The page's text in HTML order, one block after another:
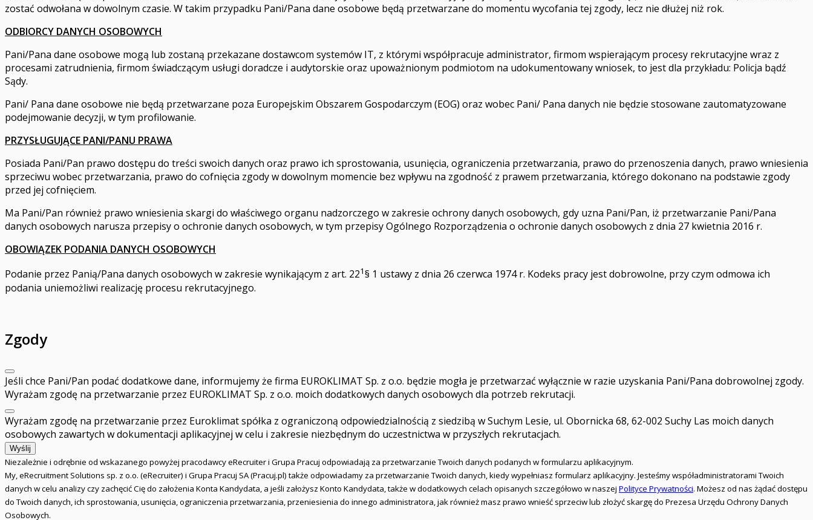
zostać odwołana w dowolnym czasie. W takim przypadku Pani/Pana dane osobowe będą przetwarzane do momentu wycofania tej zgody, lecz nie dłużej niż rok.
ODBIORCY DANYCH OSOBOWYCH
Pani/Pana dane osobowe mogą lub zostaną przekazane dostawcom systemów IT, z którymi współpracuje administrator, firmom wspierającym procesy rekrutacyjne wraz z
procesami zatrudnienia, firmom świadczącym usługi doradcze i audytorskie oraz upoważnionym podmiotom na udokumentowany wniosek, to jest dla przykładu: Policja bądź
Sądy.
Pani/ Pana dane osobowe nie będą przetwarzane poza Europejskim Obszarem Gospodarczym (EOG) oraz wobec Pani/ Pana danych nie będzie stosowane zautomatyzowane
podejmowanie decyzji, w tym profilowanie.
PRZYSŁUGUJĄCE PANI/PANU PRAWA
Posiada Pani/Pan prawo dostępu do treści swoich danych oraz prawo ich sprostowania, usunięcia, ograniczenia przetwarzania, prawo do przenoszenia danych, prawo wniesienia
sprzeciwu wobec przetwarzania, prawo do cofnięcia zgody w dowolnym momencie bez wpływu na zgodność z prawem przetwarzania, którego dokonano na podstawie zgody
przed jej cofnięciem.
Ma Pani/Pan również prawo wniesienia skargi do właściwego organu nadzorczego w zakresie ochrony danych osobowych, gdy uzna Pani/Pan, iż przetwarzanie Pani/Pana
danych osobowych narusza przepisy o ochronie danych osobowych, w tym przepisy Ogólnego Rozporządzenia o ochronie danych osobowych z dnia 27 kwietnia 2016 r.
OBOWIĄZEK PODANIA DANYCH OSOBOWYCH
Podanie przez Panią/Pana danych osobowych w zakresie wynikającym z art. 221§ 1 ustawy z dnia 26 czerwca 1974 r. Kodeks pracy jest dobrowolne, przy czym odmowa ich
podania uniemożliwi realizację procesu rekrutacyjnego.
Zgody
Jeśli chce Pani/Pan podać dodatkowe dane, informujemy że firma EUROKLIMAT Sp. z o.o. będzie mogła je przetwarzać wyłącznie w razie uzyskania Pani/Pana dobrowolnej zgody.
Wyrażam zgodę na przetwarzanie przez EUROKLIMAT Sp. z o.o. moich dodatkowych danych osobowych dla potrzeb rekrutacji.
Wyrażam zgodę na przetwarzanie przez Euroklimat spółka z ograniczoną odpowiedzialnością z siedzibą w Suchym Lesie, ul. Obornicka 68, 62-002 Suchy Las moich danych
osobowych zawartych w dokumentacji aplikacyjnej w celu i zakresie niezbędnym do uczestnictwa w przyszłych rekrutacjach.
Wyślij
Niezależnie i odrębnie od wskazanego powyżej pracodawcy eRecruiter i Grupa Pracuj odpowiadają za przetwarzanie Twoich danych podanych w formularzu aplikacyjnym.
My, eRecruitment Solutions sp. z o.o. (eRecruiter) i Grupa Pracuj SA (Pracuj.pl) także odpowiadamy za przetwarzanie Twoich danych, kiedy wypełniasz formularz aplikacyjny. Jesteśmy współadministratorami Twoich
danych w celu analizy czy zachęcić Cię do założenia Konta Kandydata, a jeśli założysz Konto Kandydata, także w dodatkowych celach opisanych szczegółowo w naszej Polityce Prywatności. Możesz od nas żądać dostępu
do Twoich danych, ich sprostowania, usunięcia, ograniczenia przetwarzania, przeniesienia do innego administratora, jak również masz prawo wnieść sprzeciw lub złożyć skargę do Prezesa Urzędu Ochrony Danych
Osobowych.